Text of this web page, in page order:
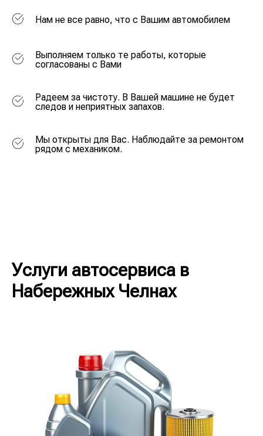
Нам не все равно, что с Вашим автомобилем
Выполняем только те работы, которые
согласованы с Вами
Радеем за чистоту. В Вашей машине не будет
следов и неприятных запахов.
Мы открыты для Вас. Наблюдайте за ремонтом
рядом с механиком.
Услуги автосервиса в
Набережных Челнах